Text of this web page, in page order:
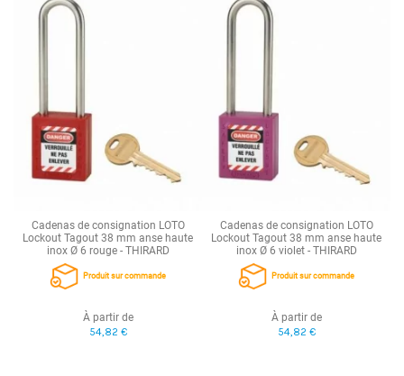
Cadenas de consignation LOTO
Lockout Tagout 38 mm anse haute
inox Ø 6 rouge - THIRARD
Produit sur commande
À partir de
54,82 €
Cadenas de consignation LOTO
Lockout Tagout 38 mm anse haute
inox Ø 6 violet - THIRARD
Produit sur commande
À partir de
54,82 €